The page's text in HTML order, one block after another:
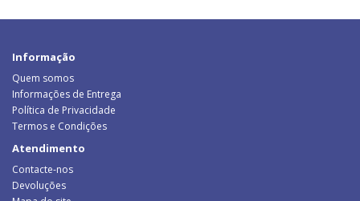
Informação
Quem somos
Informações de Entrega
Política de Privacidade
Termos e Condições
Atendimento
Contacte-nos
Devoluções